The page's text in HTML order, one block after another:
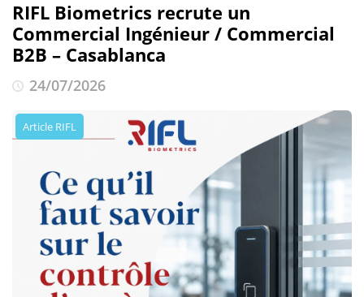
RIFL Biometrics recrute un
Commercial Ingénieur / Commercial
B2B – Casablanca
24/07/2026
Article RIFL